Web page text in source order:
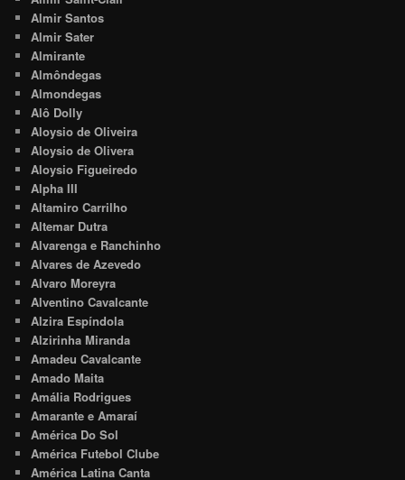
Almir Santos
Almir Sater
Almirante
Almôndegas
Almondegas
Alô Dolly
Aloysio de Oliveira
Aloysio de Olivera
Aloysio Figueiredo
Alpha III
Altamiro Carrilho
Altemar Dutra
Alvarenga e Ranchinho
Alvares de Azevedo
Alvaro Moreyra
Alventino Cavalcante
Alzira Espíndola
Alzirinha Miranda
Amadeu Cavalcante
Amado Maita
Amália Rodrigues
Amarante e Amaraí
América Do Sol
América Futebol Clube
América Latina Canta